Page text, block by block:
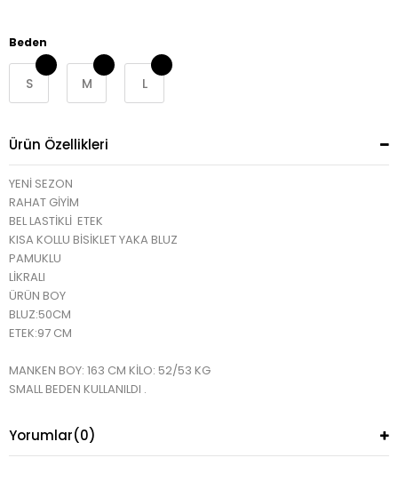
Beden
S M L
Ürün Özellikleri
YENİ SEZON
RAHAT GİYİM
BEL LASTİKLİ ETEK
KISA KOLLU BİSİKLET YAKA BLUZ
PAMUKLU
LİKRALI
ÜRÜN BOY
BLUZ:50CM
ETEK:97 CM
MANKEN BOY: 163 CM KİLO: 52/53 KG
SMALL BEDEN KULLANILDI .
Yorumlar(0)